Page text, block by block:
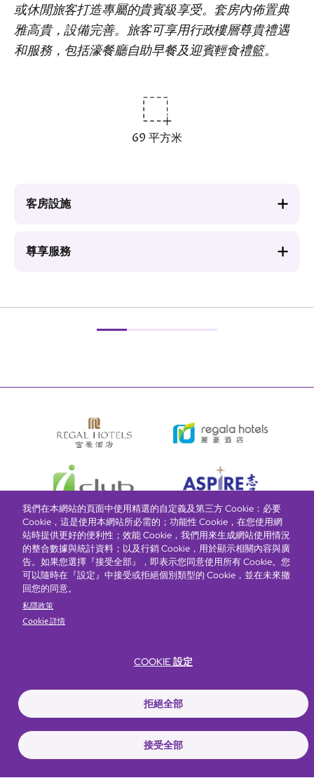
或休閒旅客打造專屬的貴賓級享受。套房內佈置典
雅高貴，設備完善。旅客可享用行政樓層尊貴禮遇
和服務，包括濠餐廳自助早餐及迎賓輕食禮籃。
69 平方米
客房設施
尊享服務
富豪酒店主頁關於我們推廣及優惠住宿獎勵計劃
Footer
我們在本網站的頁面中使用精選的自定義及第三方 Cookie：必要
Cookie，這是使用本網站所必需的；功能性 Cookie，在您使用網
站時提供更好的便利性；效能 Cookie，我們用來生成網站使用情況
的整合數據與統計資料；以及行銷 Cookie，用於顯示相關內容與廣
告。如果您選擇『接受全部』，即表示您同意使用所有 Cookie。您
可以隨時在『設定』中接受或拒絕個別類型的 Cookie，並在未來撤
回您的同意。
私隱政策
Cookie 詳情
COOKIE 設定
拒絕全部
接受全部